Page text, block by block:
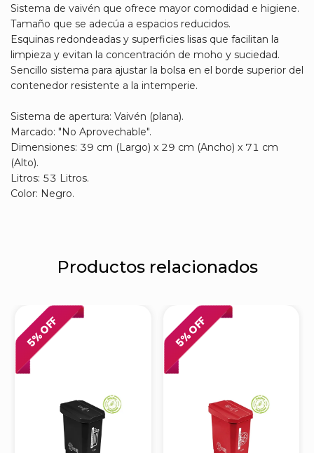
Sistema de vaivén que ofrece mayor comodidad e higiene.
Tamaño que se adecúa a espacios reducidos.
Esquinas redondeadas y superficies lisas que facilitan la
limpieza y evitan la concentración de moho y suciedad.
Sencillo sistema para ajustar la bolsa en el borde superior del
contenedor resistente a la intemperie.
Sistema de apertura: Vaivén (plana).
Marcado: "No Aprovechable".
Dimensiones: 39 cm (Largo) x 29 cm (Ancho) x 71 cm
(Alto).
Litros: 53 Litros.
Color: Negro.
Productos relacionados
5
% OFF 5
% OFF